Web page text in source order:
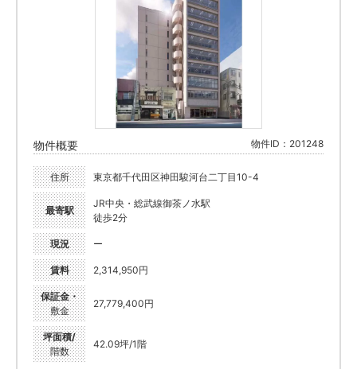
物件概要 物件ID：201248
住所 東京都千代田区神田駿河台二丁目10-4
最寄駅
JR中央・総武線御茶ノ水駅
徒歩2分
現況 ー
賃料 2,314,950円
保証金・
敷金
27,779,400円
坪面積/
階数
42.09坪/1階